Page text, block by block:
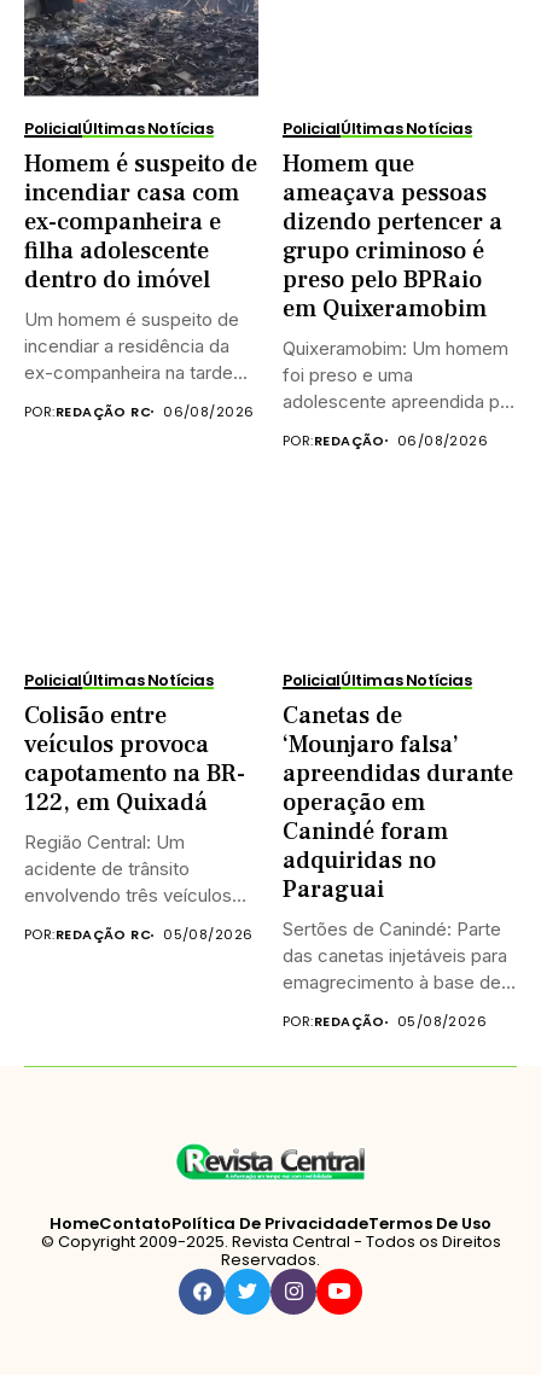
PolicialÚltimas Notícias
Homem é suspeito de
incendiar casa com
ex-companheira e
filha adolescente
dentro do imóvel
Um homem é suspeito de
incendiar a residência da
ex-companheira na tarde...
POR:REDAÇÃO RC 06/08/2026
PolicialÚltimas Notícias
Homem que
ameaçava pessoas
dizendo pertencer a
grupo criminoso é
preso pelo BPRaio
em Quixeramobim
Quixeramobim: Um homem
foi preso e uma
adolescente apreendida por
POR:REDAÇÃO 06/08/2026
PolicialÚltimas Notícias
Colisão entre
veículos provoca
capotamento na BR-
122, em Quixadá
Região Central: Um
acidente de trânsito
envolvendo três veículos
provocou a interdição...
POR:REDAÇÃO RC 05/08/2026
PolicialÚltimas Notícias
Canetas de
‘Mounjaro falsa’
apreendidas durante
operação em
Canindé foram
adquiridas no
Paraguai
Sertões de Canindé: Parte
das canetas injetáveis para
emagrecimento à base de
tirzepatida,...
POR:REDAÇÃO 05/08/2026
HomeContatoPolítica De PrivacidadeTermos De Uso
© Copyright 2009-2025. Revista Central - Todos os Direitos
Reservados.